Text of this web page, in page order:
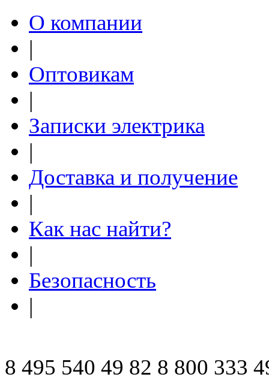
О компании
|
Оптовикам
|
Записки электрика
|
Доставка и получение
|
Как нас найти?
|
Безопасность
|
8 495 540 49 82 8 800 333